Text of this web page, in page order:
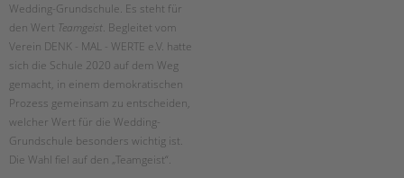
Wedding-Grundschule. Es steht für
den Wert Teamgeist. Begleitet vom
Verein DENK - MAL - WERTE e.V. hatte
sich die Schule 2020 auf dem Weg
gemacht, in einem demokratischen
Prozess gemeinsam zu entscheiden,
welcher Wert für die Wedding-
Grundschule besonders wichtig ist.
Die Wahl fiel auf den „Teamgeist“.